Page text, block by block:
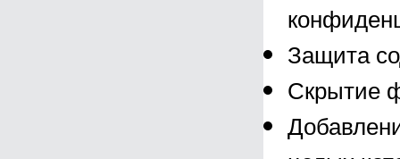
Защита
Скрытие